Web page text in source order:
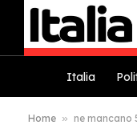
Italia
Home » ne mancano